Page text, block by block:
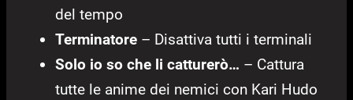
del tempo
Terminatore – Disattiva tutti i terminali
Solo io so che li catturerò… – Cattura
tutte le anime dei nemici con Kari Hudo